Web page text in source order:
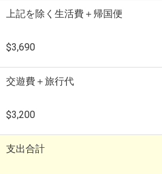
上記を除く生活費＋帰国便
$3,690
交遊費＋旅行代
$3,200
支出合計